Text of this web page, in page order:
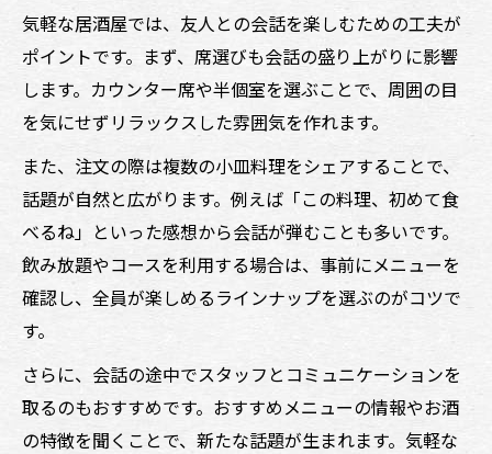
気軽な居酒屋では、友人との会話を楽しむための工夫が
ポイントです。まず、席選びも会話の盛り上がりに影響
します。カウンター席や半個室を選ぶことで、周囲の目
を気にせずリラックスした雰囲気を作れます。
また、注文の際は複数の小皿料理をシェアすることで、
話題が自然と広がります。例えば「この料理、初めて食
べるね」といった感想から会話が弾むことも多いです。
飲み放題やコースを利用する場合は、事前にメニューを
確認し、全員が楽しめるラインナップを選ぶのがコツで
す。
さらに、会話の途中でスタッフとコミュニケーションを
取るのもおすすめです。おすすめメニューの情報やお酒
の特徴を聞くことで、新たな話題が生まれます。気軽な